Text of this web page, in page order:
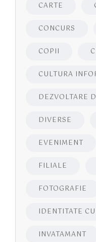
CARTE
CONCURS
COPII
CULTURA
DEZVOLTARE
DIVERSE
EVENIMENT
FILIALE
FOTOGRAFIE
IDENTITATE
INVATAMANT